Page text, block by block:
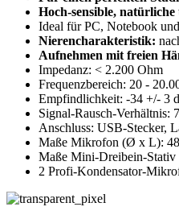
Hoch-sensible,
Ideal für PC, Notebook
Nierencharakteristik:
Aufnehmen mit freien
Impedanz: < 2.200 Ohm
Frequenzbereich: 20 -
Empfindlichkeit: -34 +/- 3
Signal-Rausch-Verhältnis:
Anschluss: USB-Stecker,
Maße Mikrofon (Ø x L):
Maße Mini-Dreibein-Stativ
2 Profi-Kondensator-